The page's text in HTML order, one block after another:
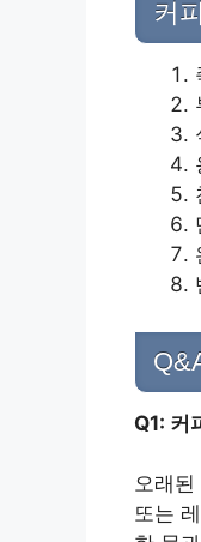
커
Q1: 커
오래
또는